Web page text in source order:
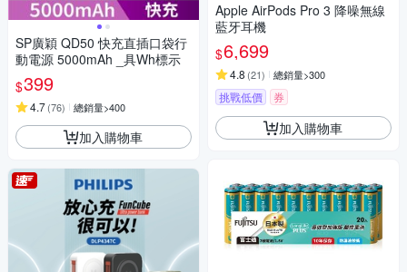
SP廣穎 QD50 快充直插口袋行
動電源 5000mAh _具Wh標示
$399
4.7(76) 總銷量>400
加入購物車
Apple AirPods Pro 3 降噪無線
藍牙耳機
$6,699
4.8 (21) 總銷量>300
挑戰低價 券
加入購物車